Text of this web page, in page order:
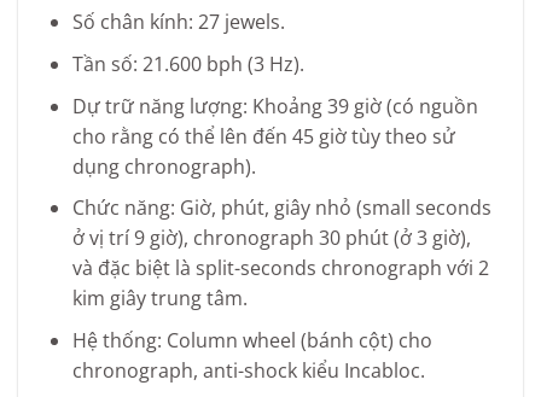
Số chân kính: 27 jewels.
Tần số: 21.600 bph (3 Hz).
Dự trữ năng lượng: Khoảng 39 giờ (có nguồn
cho rằng có thể lên đến 45 giờ tùy theo sử
dụng chronograph).
Chức năng: Giờ, phút, giây nhỏ (small seconds
ở vị trí 9 giờ), chronograph 30 phút (ở 3 giờ),
và đặc biệt là split-seconds chronograph với 2
kim giây trung tâm.
Hệ thống: Column wheel (bánh cột) cho
chronograph, anti-shock kiểu Incabloc.